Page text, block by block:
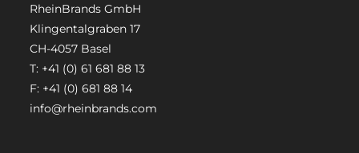
RheinBrands GmbH
Klingentalgraben 17
CH-4057 Basel
T: +41 (0) 61 681 88 13
F: +41 (0) 681 88 14
info@rheinbrands.com